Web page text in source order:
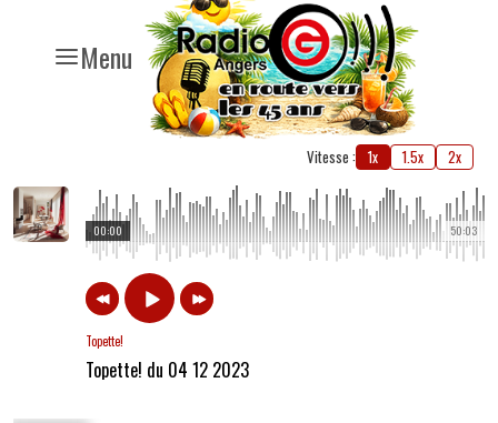
Menu
Vitesse : 1x 1.5x 2x
50:03
00:00
Topette!
Topette! du 04 12 2023